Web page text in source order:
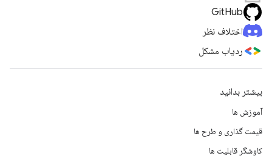
GitHub
اختلاف نظر
ردیاب مشکل
بیشتر بدانید
آموزش ها
قیمت گذاری و طرح ها
کاوشگر قابلیت ها